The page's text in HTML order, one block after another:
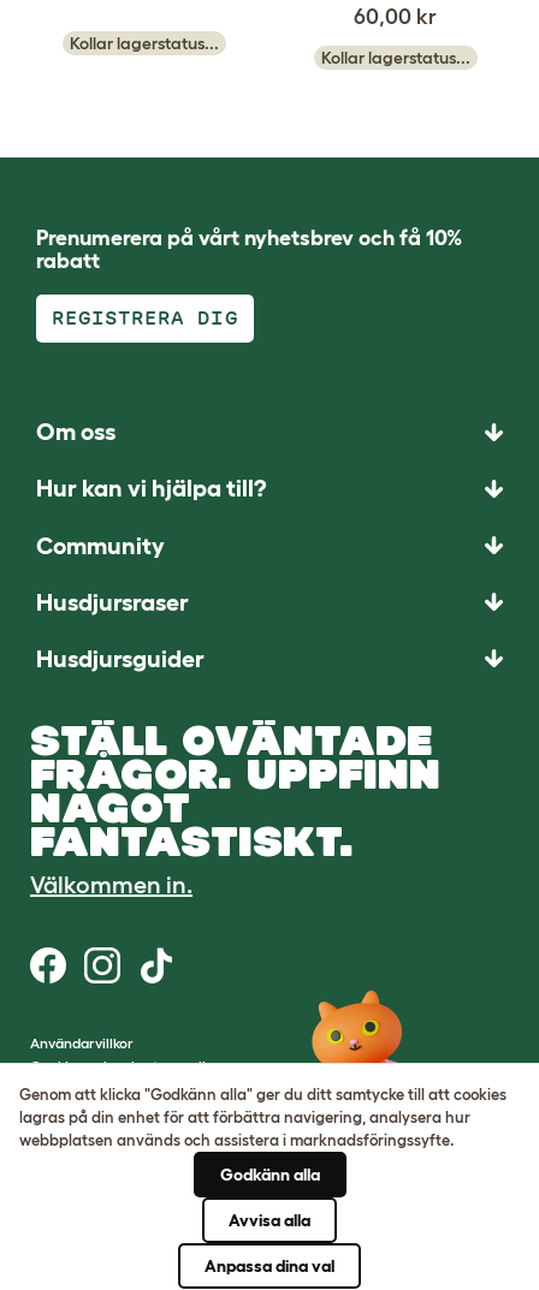
Kollar lagerstatus...
60,00 kr
Kollar lagerstatus...
Prenumerera på vårt nyhetsbrev och få 10%
rabatt
REGISTRERA DIG
Om oss
Hur kan vi hjälpa till?
Community
Husdjursraser
Husdjursguider
STÄLL OVÄNTADE
FRÅGOR. UPPFINN
NÅGOT
FANTASTISKT.
Välkommen in.
Användarvillkor
Cookies och sekretesspolicy
Cookie Settings
Webbplatskarta
VAT-nummer: SE502080795301
Genom att klicka "Godkänn alla" ger du ditt samtycke till att cookies
lagras på din enhet för att förbättra navigering, analysera hur
webbplatsen används och assistera i marknadsföringssyfte.
Godkänn alla
Avvisa alla
Anpassa dina val